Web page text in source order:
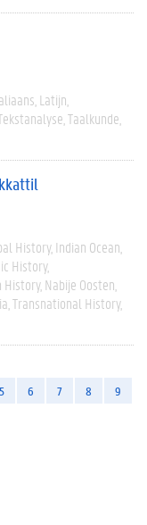
Latijn
Taalkunde
History Indian Ocean
History
History Nabije Oosten
Transnational History
5 6 7 8
9